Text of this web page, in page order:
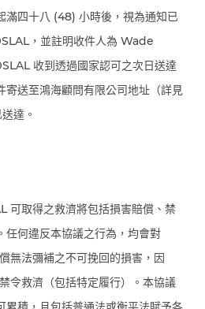
滿四十八 (48) 小時後，視為通知已
，並註明收件人為 Wade
收到透過國家認可之次日送達
寄送至鴻海顧問有限公司地址（詳見
達。
可取得之救濟將包括損害賠償、禁
任何違反本協議之行為，均會對
無法彌補之不可挽回的損害，因
令救濟（包括特定履行）。本協議